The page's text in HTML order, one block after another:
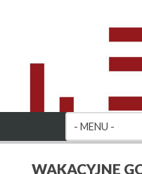
WAKACYJNE